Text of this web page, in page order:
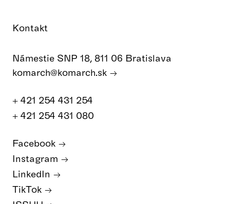
Kontakt
Námestie SNP 18, 811 06 Bratislava
komarch@komarch.sk
+ 421 254 431 254
+ 421 254 431 080
Facebook
Instagram
LinkedIn
TikTok